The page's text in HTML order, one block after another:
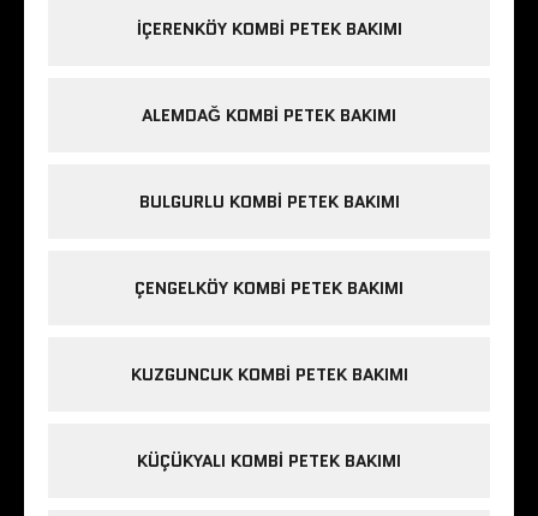
IÇERENKÖY KOMBI PETEK BAKIMI
ALEMDAĞ KOMBI PETEK BAKIMI
BULGURLU KOMBI PETEK BAKIMI
ÇENGELKÖY KOMBI PETEK BAKIMI
KUZGUNCUK KOMBI PETEK BAKIMI
KÜÇÜKYALI KOMBI PETEK BAKIMI